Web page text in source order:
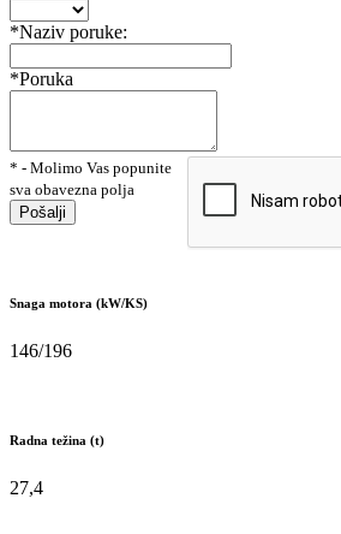
*Naziv poruke:
*Poruka
* - Molimo Vas popunite
sva obavezna polja
Pošalji
Snaga motora (kW/KS)
146/196
Radna težina (t)
27,4